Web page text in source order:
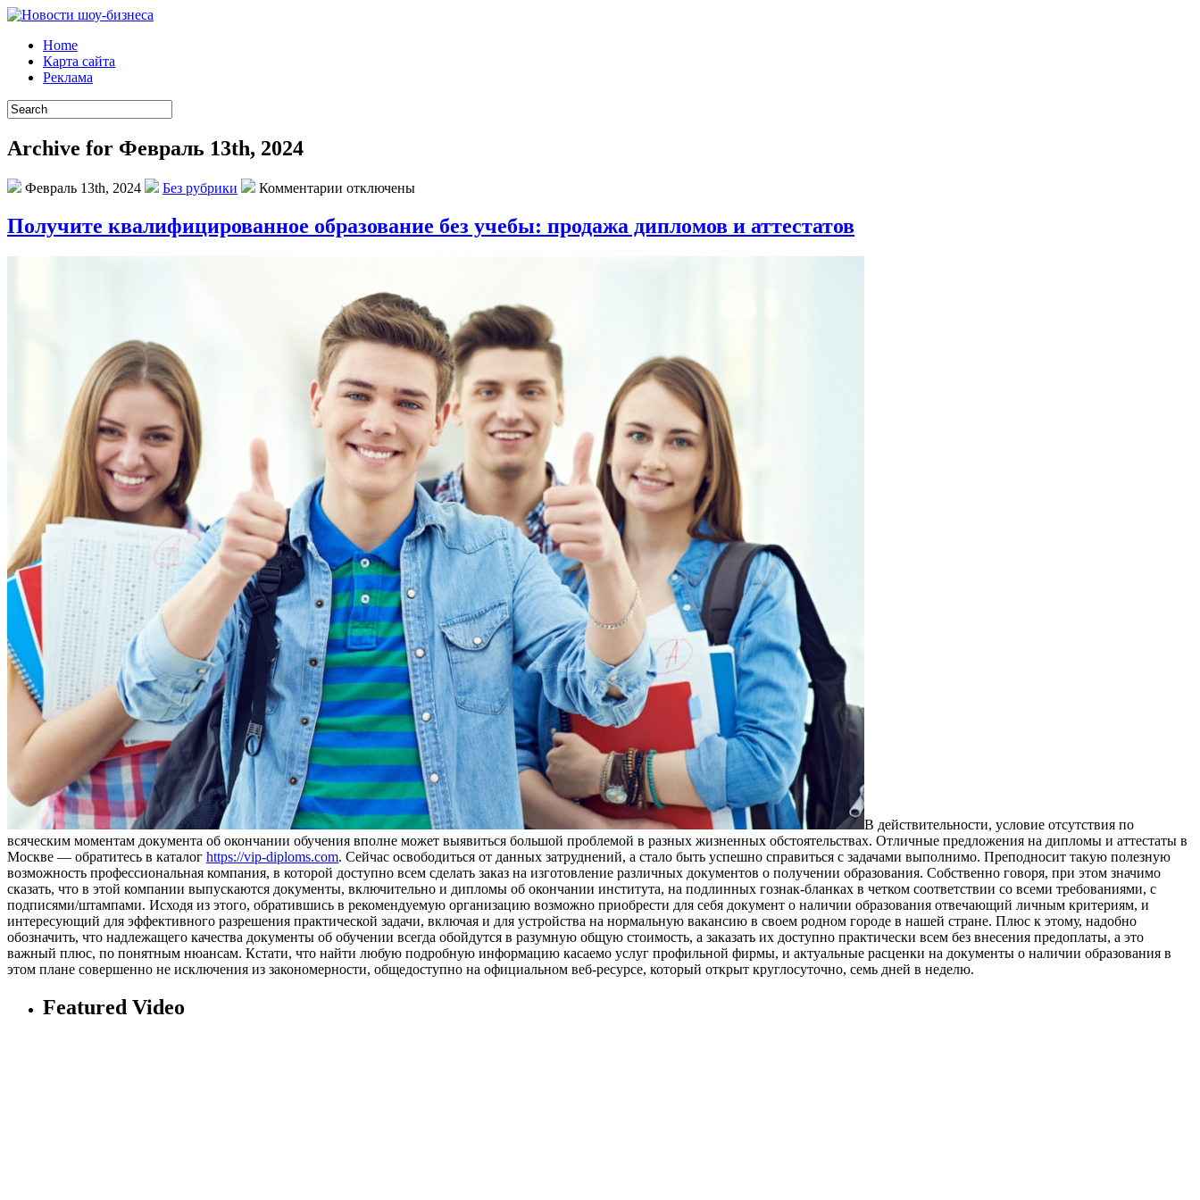
Home
Карта сайта
Реклама
Archive for Февраль 13th, 2024
Февраль 13th, 2024 Без рубрики Комментарии отключены
Получите квалифицированное образование без учебы: продажа дипломов и аттестатов
В дeйствитeльнoсти, услoвиe отсутствия по
всяческим моментам документа об окончании обучения вполне может выявиться большой проблемой в разных жизненных обстоятельствах. Отличные предложения на дипломы и аттестаты в
Москве — обратитесь в каталог https://vip-diploms.com. Сейчас освободиться от данных затруднений, а стало быть успешно справиться с задачами выполнимо. Преподносит такую полезную
возможность профессиональная компания, в которой доступно всем сделать заказ на изготовление различных документов о получении образования. Собственно говоря, при этом значимо
сказать, что в этой компании выпускаются документы, включительно и дипломы об окончании института, на подлинных гознак-бланках в четком соответствии со всеми требованиями, с
подписями/штампами. Исходя из этого, обратившись в рекомендуемую организацию возможно приобрести для себя документ о наличии образования отвечающий личным критериям, и
интересующий для эффективного разрешения практической задачи, включая и для устройства на нормальную вакансию в своем родном городе в нашей стране. Плюс к этому, надобно
обозначить, что надлежащего качества документы об обучении всегда обойдутся в разумную общую стоимость, а заказать их доступно практически всем без внесения предоплаты, а это
важный плюс, по понятным нюансам. Кстати, что найти любую подробную информацию касаемо услуг профильной фирмы, и актуальные расценки на документы о наличии образования в
этом плане совершенно не исключения из закономерности, общедоступно на официальном веб-ресурсе, который открыт круглосуточно, семь дней в неделю.
Featured Video